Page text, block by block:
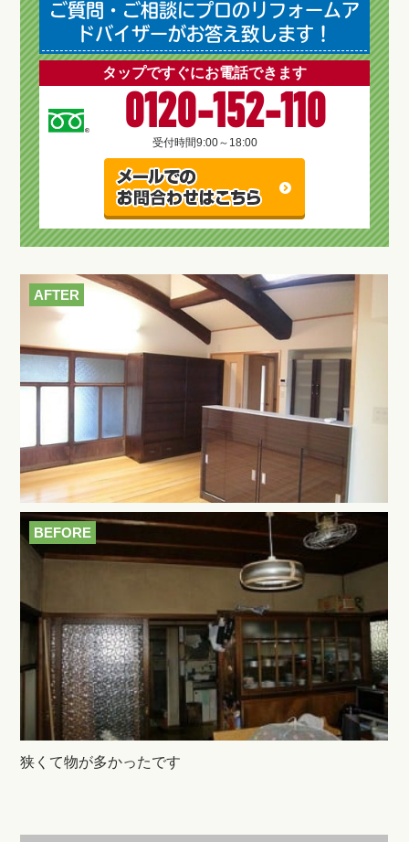
ご質問・ご相談にプロのリフォームア
ドバイザーがお答え致します！
タップですぐにお電話できます
0120-152-110
受付時間9:00～18:00
AFTER
BEFORE
狭くて物が多かったです